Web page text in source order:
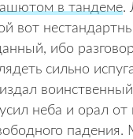
в тандеме.
вот
ибо
сильно
неба и орал от
падения.